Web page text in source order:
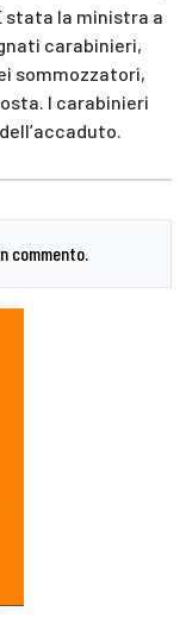
stata la ministra a
carabinieri,
sommozzatori,
I carabinieri
commento.